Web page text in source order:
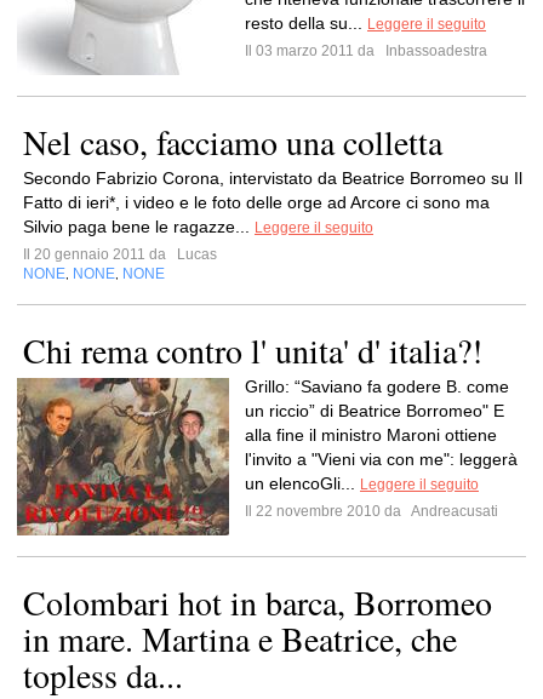
resto della su...
Leggere il seguito
Il 03 marzo 2011 da
Inbassoadestra
Nel caso, facciamo una colletta
Secondo Fabrizio Corona, intervistato da Beatrice Borromeo su Il
Fatto di ieri*, i video e le foto delle orge ad Arcore ci sono ma
Silvio paga bene le ragazze...
Leggere il seguito
Il 20 gennaio 2011 da
Lucas
NONE NONE NONE
Chi rema contro l' unita' d' italia?!
Grillo: “Saviano fa godere B. come
un riccio” di Beatrice Borromeo" E
alla fine il ministro Maroni ottiene
l'invito a "Vieni via con me": leggerà
un elencoGli...
Leggere il seguito
Il 22 novembre 2010 da Andreacusati
Colombari hot in barca, Borromeo
in mare. Martina e Beatrice, che
topless da...